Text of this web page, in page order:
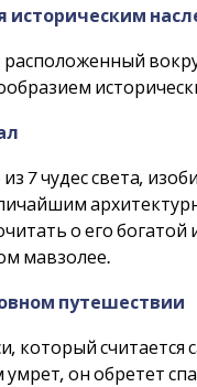
историческим
7 чудес света,
о его
мавзолее.
путешествии
который
умрет, он обретет